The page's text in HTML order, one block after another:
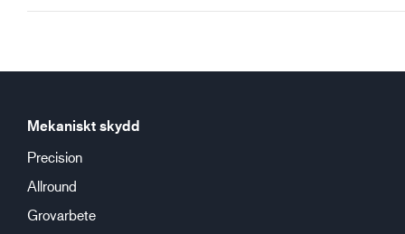
Bra oljegrepp
Mekaniskt skydd
Precision
Allround
Grovarbete